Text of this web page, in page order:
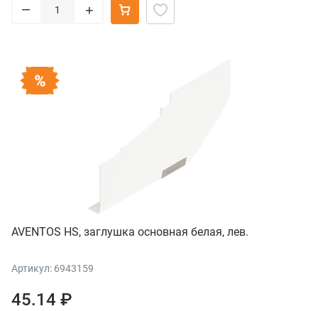
– +
AVENTOS HS, заглушка основная белая, лев.
Артикул: 6943159
45.14 ₽